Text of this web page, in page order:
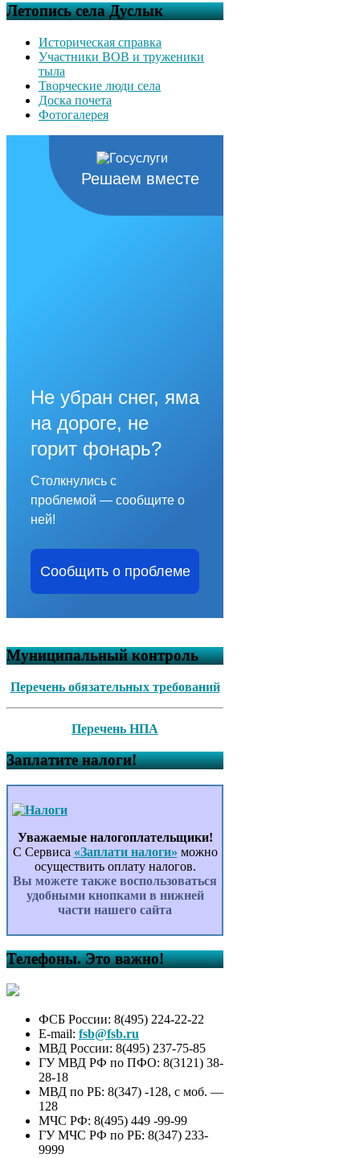
Летопись села Дуслык
Историческая справка
Участники ВОВ и труженики
тыла
Творческие люди села
Доска почета
Фотогалерея
Решаем вместе
Не убран снег, яма
на дороге, не
горит фонарь?
Столкнулись с
проблемой — сообщите о
ней!
Сообщить о проблеме
Муниципальный контроль
Перечень обязательных требований
Перечень НПА
Заплатите налоги!
Уважаемые налогоплательщики!
С Сервиса «Заплати налоги» можно
осуществить оплату налогов.
Вы можете также воспользоваться
удобными кнопками в нижней
части нашего сайта
Телефоны. Это важно!
ФСБ России: 8(495) 224-22-22
E-mail: fsb@fsb.ru
МВД России: 8(495) 237-75-85
ГУ МВД РФ по ПФО: 8(3121) 38-
28-18
МВД по РБ: 8(347) -128, с моб. —
128
МЧС РФ: 8(495) 449 -99-99
ГУ МЧС РФ по РБ: 8(347) 233-
9999